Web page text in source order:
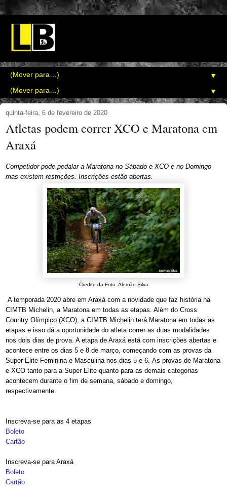
▼
▼
quinta-feira, 6 de fevereiro de 2020
Atletas podem correr XCO e Maratona em
Araxá
Competidor pode pedalar a Maratona no Sábado e XCO e no Domingo
mas existem restrições. Inscrições estão abertas.
Credito da Foto: Alemão Silva
A temporada 2020 abre em Araxá com a novidade que faz história na
CIMTB Michelin, a Maratona em todas as etapas. Além do Cross
Country Olímpico (XCO), a CIMTB Michelin terá Maratona em todas as
etapas e isso dá a oportunidade do atleta correr as duas modalidades
nos dois dias de prova. A etapa de Araxá está com inscrições abertas e
acontece entre os dias 5 e 8 de março, começando com as provas da
Super Elite Feminina e Masculina nos dias 5 e 6. As provas de Maratona
e XCO tanto para a Super Elite quanto para as demais categorias
acontecem durante o fim de semana, sábado e domingo,
respectivamente.
Inscreva-se para as 4 etapas
Boleto
Cartão
Inscreva-se para Araxá
Boleto
Cartão